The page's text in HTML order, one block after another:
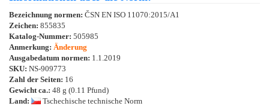
Bezeichnung normen: ČSN EN ISO 11070:2015/A1
Zeichen: 855835
Katalog-Nummer: 505985
Anmerkung: Änderung
Ausgabedatum normen: 1.1.2019
SKU: NS-909773
Zahl der Seiten: 16
Gewicht ca.: 48 g (0.11 Pfund)
Land:
Tschechische technische Norm